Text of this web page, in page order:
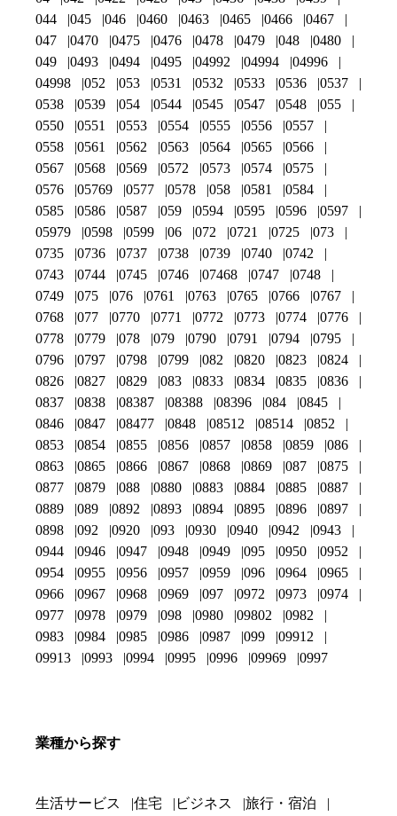
044
045 046 0460 0463 0465 0466
0467
047
0470 0475 0476 0478 0479 048
0480
049
0493 0494 0495 04992 04994
04996
04998
052 053 0531 0532 0533 0536
0537
0538
0539 054 0544 0545 0547 0548
055
0550
0551 0553 0554 0555 0556
0557
0558
0561 0562 0563 0564 0565
0566
0567
0568 0569 0572 0573 0574
0575
0576
05769 0577 0578 058 0581
0584
0585
0586 0587 059 0594 0595 0596
0597
05979
0598 0599 06 072 0721 0725
073
0735
0736 0737 0738 0739 0740
0742
0743
0744 0745 0746 07468 0747
0748
0749
075 076 0761 0763 0765 0766
0767
0768
077 0770 0771 0772 0773 0774
0776
0778
0779 078 079 0790 0791 0794
0795
0796
0797 0798 0799 082 0820 0823
0824
0826
0827 0829 083 0833 0834 0835
0836
0837
0838 08387 08388 08396 084
0845
0846
0847 08477 0848 08512 08514
0852
0853
0854 0855 0856 0857 0858 0859
086
0863
0865 0866 0867 0868 0869 087
0875
0877
0879 088 0880 0883 0884 0885
0887
0889
089 0892 0893 0894 0895 0896
0897
0898
092 0920 093 0930 0940 0942
0943
0944
0946 0947 0948 0949 095 0950
0952
0954
0955 0956 0957 0959 096 0964
0965
0966
0967 0968 0969 097 0972 0973
0974
0977
0978 0979 098 0980 09802
0982
0983
0984 0985 0986 0987 099
09912
09913
0993 0994 0995 0996 09969 0997
業種から探す
生活サービス 住宅 ビジネス
旅行・宿泊